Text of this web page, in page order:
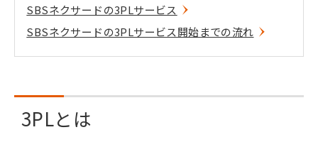
SBSネクサードの3PLサービス
SBSネクサードの3PLサービス開始までの流れ
3PLとは